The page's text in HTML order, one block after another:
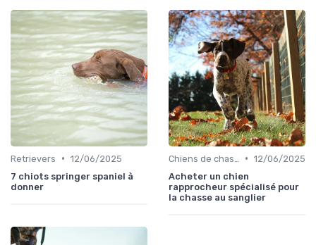
Retrievers • 12/06/2025
7 chiots springer spaniel à
donner
• 12/06/2025
Acheter un chien
rapprocheur spécialisé pour
la chasse au sanglier